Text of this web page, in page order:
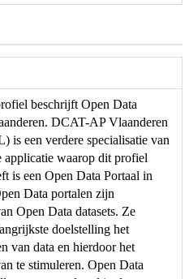
beschrijft Open Data
DCAT-AP Vlaanderen
is een verdere specialisatie van
waarop dit profiel
is een Open Data Portaal in
Data portalen zijn
Open Data datasets. Ze
doelstelling het
van data en hierdoor het
te stimuleren. Open Data